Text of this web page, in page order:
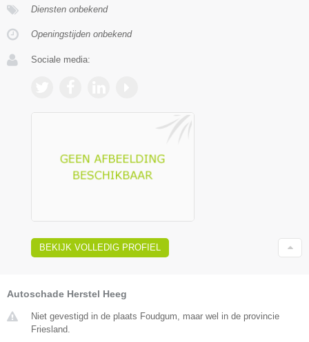
Diensten onbekend
Openingstijden onbekend
Sociale media:
BEKIJK VOLLEDIG PROFIEL
Autoschade Herstel Heeg
Niet gevestigd in de plaats Foudgum, maar wel in de provincie
Friesland.